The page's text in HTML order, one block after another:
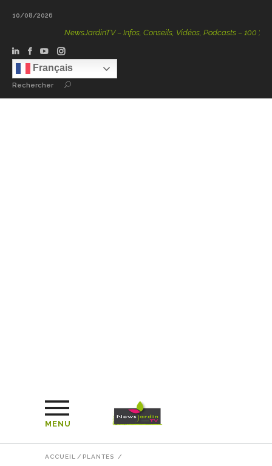
10/08/2026
NewsJardinTV – Infos, Conseils, Vidéos, Podcasts – 100 % Nature
Français
Rechercher
MENU
ACCUEIL / PLANTES /